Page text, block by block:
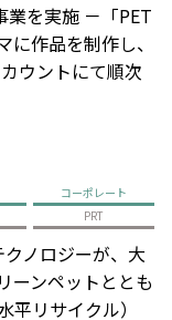
を実施 －「PET
作品を制作し、
ウントにて順次
コーポレート
PRT
ノロジーが、大
ーンペットととも
リサイクル）